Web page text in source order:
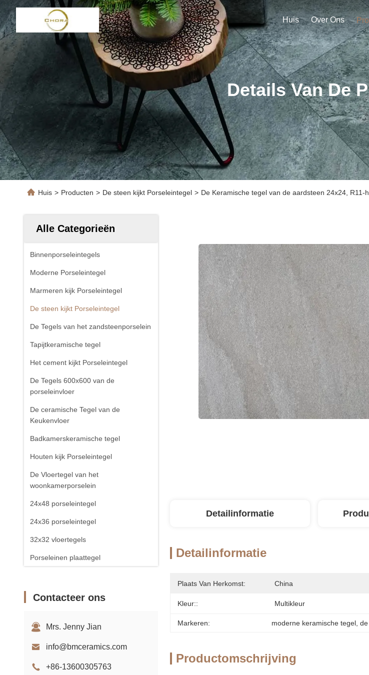
Huis Over Ons
Details Van De
Huis > Producten > De steen kijkt Porseleintegel > De Keramische tegel van de aardsteen 24x24,
Alle Categorieën
Binnenporseleintegels
Moderne Porseleintegel
Marmeren kijk Porseleintegel
De steen kijkt Porseleintegel
De Tegels van het zandsteenporselein
Tapijtkeramische tegel
Het cement kijkt Porseleintegel
De Tegels 600x600 van de
porseleinvloer
De ceramische Tegel van de
Keukenvloer
Badkamerskeramische tegel
Houten kijk Porseleintegel
De Vloertegel van het
woonkamerporselein
24x48 porseleintegel
24x36 porseleintegel
32x32 vloertegels
Porseleinen plaattegel
Contacteer ons
Mrs. Jenny Jian
info@bmceramics.com
+86-13600305763
Detailinformatie
Detailinformatie
Plaats Van Herkomst: China
Kleur:: Multikleur
Markeren: moderne keramische tegel ,
Productomschrijving